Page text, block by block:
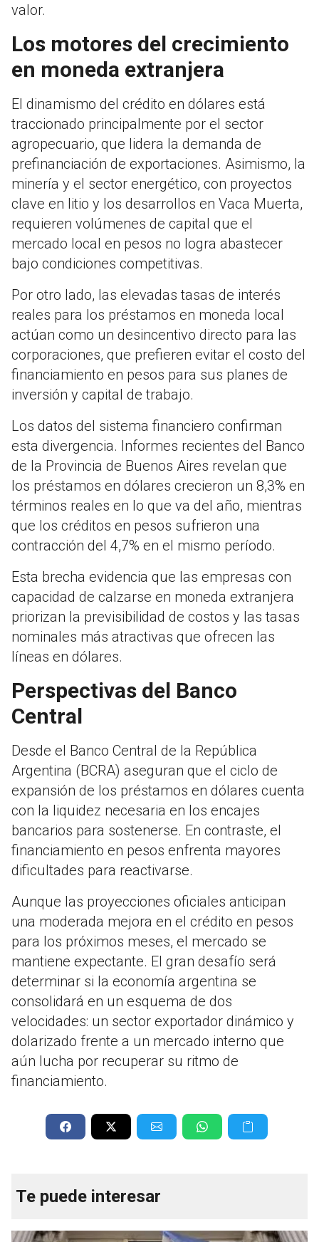
valor.
Los motores del crecimiento
en moneda extranjera
El dinamismo del crédito en dólares está
traccionado principalmente por el sector
agropecuario, que lidera la demanda de
prefinanciación de exportaciones. Asimismo, la
minería y el sector energético, con proyectos
clave en litio y los desarrollos en Vaca Muerta,
requieren volúmenes de capital que el
mercado local en pesos no logra abastecer
bajo condiciones competitivas.
Por otro lado, las elevadas tasas de interés
reales para los préstamos en moneda local
actúan como un desincentivo directo para las
corporaciones, que prefieren evitar el costo del
financiamiento en pesos para sus planes de
inversión y capital de trabajo.
Los datos del sistema financiero confirman
esta divergencia. Informes recientes del Banco
de la Provincia de Buenos Aires revelan que
los préstamos en dólares crecieron un 8,3% en
términos reales en lo que va del año, mientras
que los créditos en pesos sufrieron una
contracción del 4,7% en el mismo período.
Esta brecha evidencia que las empresas con
capacidad de calzarse en moneda extranjera
priorizan la previsibilidad de costos y las tasas
nominales más atractivas que ofrecen las
líneas en dólares.
Perspectivas del Banco
Central
Desde el Banco Central de la República
Argentina (BCRA) aseguran que el ciclo de
expansión de los préstamos en dólares cuenta
con la liquidez necesaria en los encajes
bancarios para sostenerse. En contraste, el
financiamiento en pesos enfrenta mayores
dificultades para reactivarse.
Aunque las proyecciones oficiales anticipan
una moderada mejora en el crédito en pesos
para los próximos meses, el mercado se
mantiene expectante. El gran desafío será
determinar si la economía argentina se
consolidará en un esquema de dos
velocidades: un sector exportador dinámico y
dolarizado frente a un mercado interno que
aún lucha por recuperar su ritmo de
financiamiento.
Te puede interesar